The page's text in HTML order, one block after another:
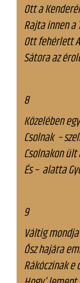
Ott a
Rajta innen a
Ott
Sátora az
8
Közelében
Csolnak –
Csolnakon
És – alatta
9
Váltig
Ősz hajára
Rákóczinak e